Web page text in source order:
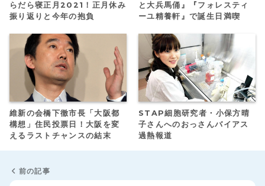
らだら寝正月2021！正月休み
振り返りと今年の抱負
と大兵馬俑』『フォレスティ
ーユ精養軒』で誕生日満喫
維新の会橋下徹市長「大阪都
構想」住民投票日！大阪を変
えるラストチャンスの結末
STAP細胞研究者・小保方晴
子さんへのおっさんバイアス
過熱報道
前の記事